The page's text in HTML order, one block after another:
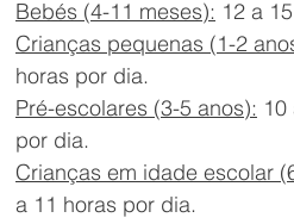
Bebés (4-11 meses): 12 a
Crianças pequenas (1-2
horas por dia.
Pré-escolares (3-5 anos): 10
por dia.
Crianças em idade escolar
a 11 horas por dia.